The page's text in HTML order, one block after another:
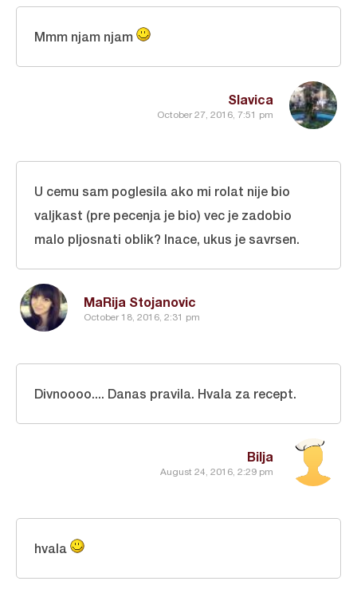
Slavica
October 27, 2016, 7:51 pm
Mmm njam njam
MaRija Stojanovic
October 18, 2016, 2:31 pm
U cemu sam poglesila ako mi rolat nije bio
valjkast (pre pecenja je bio) vec je zadobio
malo pljosnati oblik? Inace, ukus je savrsen.
Bilja
August 24, 2016, 2:29 pm
Divnoooo.... Danas pravila. Hvala za recept.
hvala